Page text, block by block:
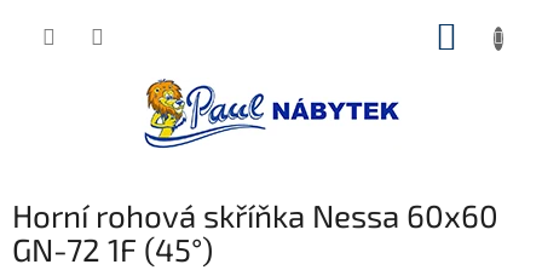
Horní rohová skříňka Nessa 60x60
GN-72 1F (45°)